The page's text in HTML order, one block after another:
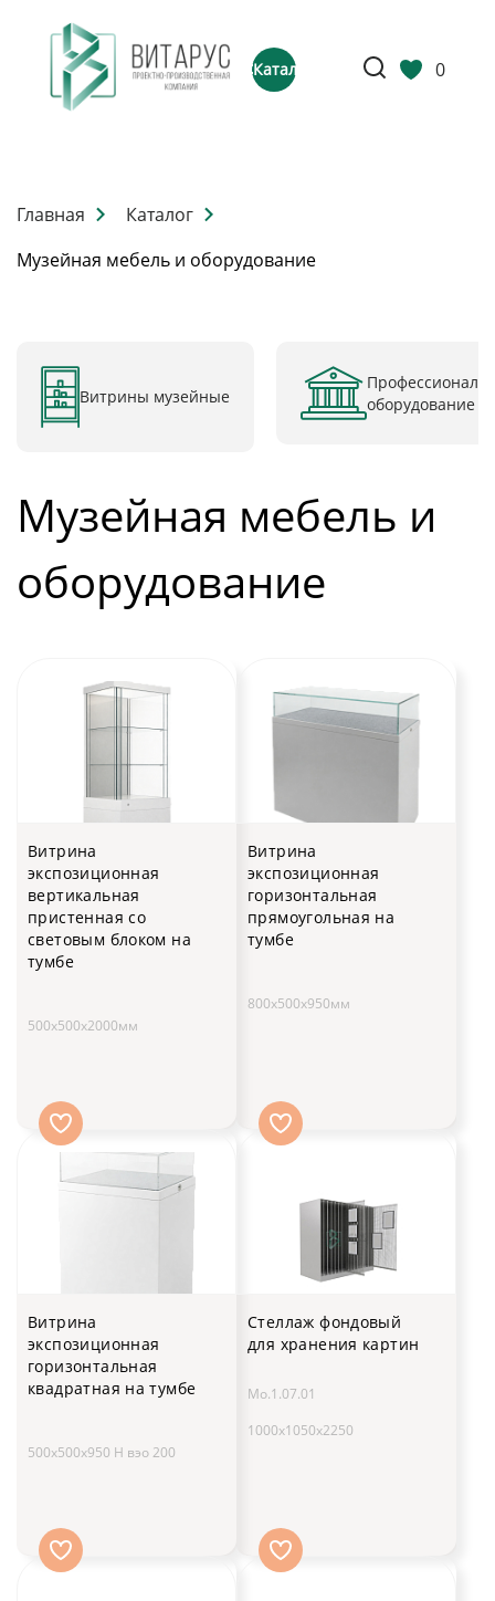
Каталог 0
Главная
Каталог
Музейная мебель и оборудование
Витрины музейные
оборудование
Музейная мебель и
оборудование
Витрина
экспозиционная
вертикальная
пристенная со
световым блоком на
тумбе
500х500х2000мм
Витрина
экспозиционная
горизонтальная
прямоугольная на
тумбе
800x500x950мм
Витрина
экспозиционная
горизонтальная
квадратная на тумбе
500x500x950 H вэо 200
Стеллаж фондовый
для хранения картин
Мо.1.07.01
1000х1050х2250